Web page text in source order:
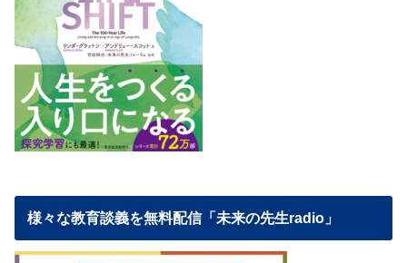
様々な教育談義を無料配信「未来の先生radio」